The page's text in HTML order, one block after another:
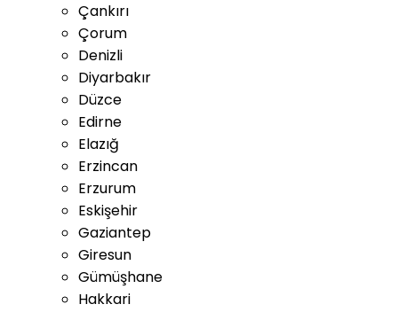
Çankırı
Çorum
Denizli
Diyarbakır
Düzce
Edirne
Elazığ
Erzincan
Erzurum
Eskişehir
Gaziantep
Giresun
Gümüşhane
Hakkari